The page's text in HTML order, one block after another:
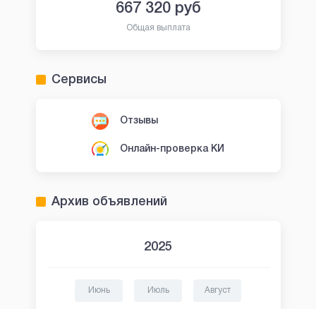
667 320руб
Общая выплата
Сервисы
Отзывы
Онлайн-проверка КИ
Архив объявлений
2025
Июнь Июль Август